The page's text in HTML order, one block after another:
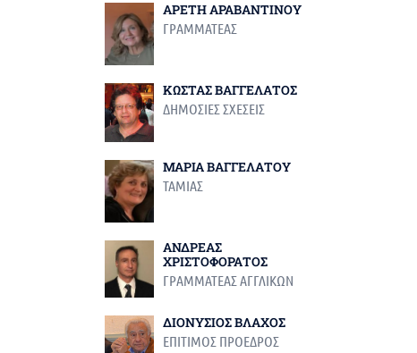
ΑΡΕΤΗ ΑΡΑΒΑΝΤΙΝΟΥ
ΓΡΑΜΜΑΤΕΑΣ
ΚΩΣΤΑΣ ΒΑΓΓΕΛΑΤΟΣ
ΔΗΜΟΣΙΕΣ ΣΧΕΣΕΙΣ
ΜΑΡΙΑ ΒΑΓΓΕΛΑΤΟΥ
ΤΑΜΙΑΣ
ΑΝΔΡΕΑΣ
ΧΡΙΣΤΟΦΟΡΑΤΟΣ
ΓΡΑΜΜΑΤΕΑΣ ΑΓΓΛΙΚΩΝ
ΔΙΟΝΥΣΙΟΣ ΒΛΑΧΟΣ
ΕΠΙΤΙΜΟΣ ΠΡΟΕΔΡΟΣ